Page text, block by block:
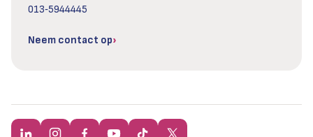
013‑5944445
Neem contact op